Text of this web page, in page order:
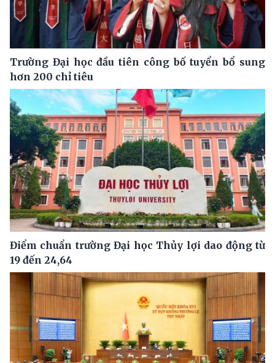
Trường Đại học đầu tiên công bố tuyển bổ sung
hơn 200 chỉ tiêu
Điểm chuẩn trường Đại học Thủy lợi dao động từ
19 đến 24,64